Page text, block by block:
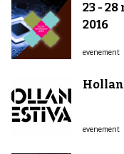
23 -
2016
evenement
evenement